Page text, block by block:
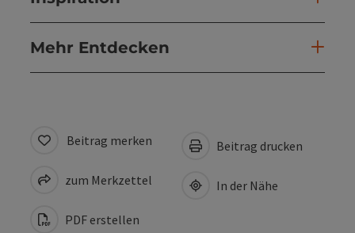
Mehr Entdecken
Beitrag merken
zum Merkzettel
PDF erstellen
Beitrag drucken
In der Nähe